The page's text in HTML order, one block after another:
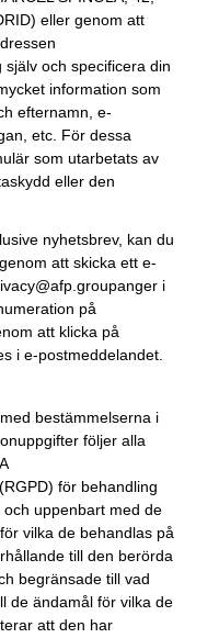
eller genom att
själv och specificera din
information som
efternamn, e-
etc. För dessa
som utarbetats av
eller den
nyhetsbrev, kan du
att skicka ett e-
anger i
på
att klicka på
i e-postmeddelandet.
bestämmelserna i
följer alla
för behandling
uppenbart med de
vilka de behandlas på
till den berörda
begränsade till vad
de ändamål för vilka de
att den har